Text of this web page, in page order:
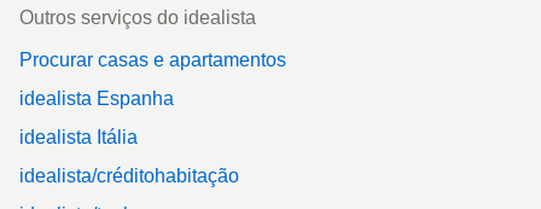
Outros serviços do idealista
Procurar casas e apartamentos
idealista Espanha
idealista Itália
idealista/créditohabitação